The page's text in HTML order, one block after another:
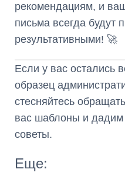
рекомендациям, и
письма всегда будут
результативными! 🚀
Если у вас остались
образец
стесняйтесь
вас шаблоны и
советы.
Еще: